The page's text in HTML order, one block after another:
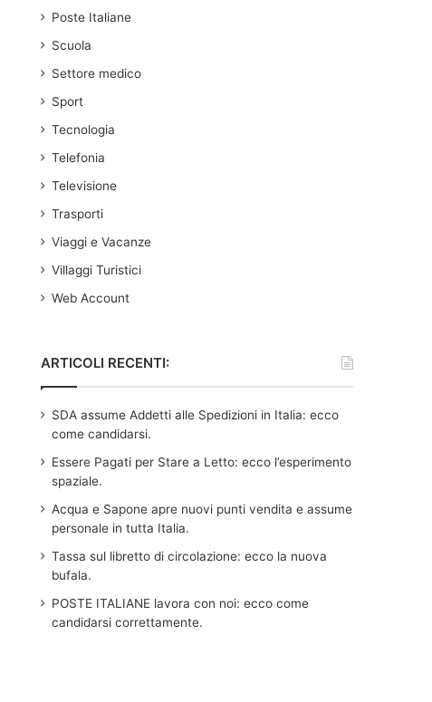
Poste Italiane
Scuola
Settore medico
Sport
Tecnologia
Telefonia
Televisione
Trasporti
Viaggi e Vacanze
Villaggi Turistici
Web Account
ARTICOLI RECENTI:
SDA assume Addetti alle Spedizioni in Italia: ecco
come candidarsi.
Essere Pagati per Stare a Letto: ecco l’esperimento
spaziale.
Acqua e Sapone apre nuovi punti vendita e assume
personale in tutta Italia.
Tassa sul libretto di circolazione: ecco la nuova
bufala.
POSTE ITALIANE lavora con noi: ecco come
candidarsi correttamente.